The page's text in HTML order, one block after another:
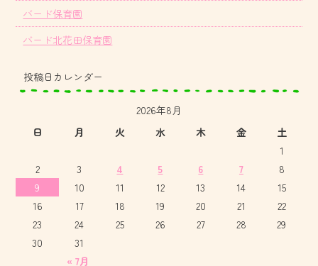
バード保育園
バード北花田保育園
投稿日カレンダー
2026年8月
日
月 火 水 木 金 土
« 7月
1
2
3 4 5 6 7
8
9
10 11 12 13 14
15
16
17 18 19 20 21
22
23
24 25 26 27 28
29
30
31